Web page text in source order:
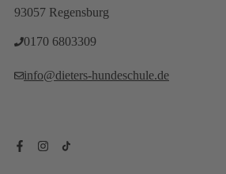
93057 Regensburg
0170 6803309‬
info@dieters-hundeschule.de